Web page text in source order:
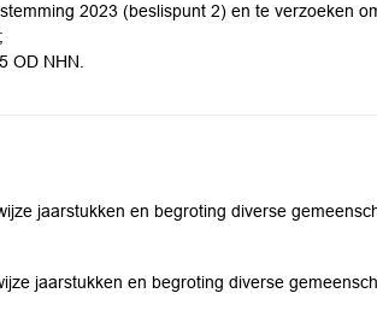
2023 (beslispunt 2) en te verzoeken
OD NHN.
jaarstukken en begroting diverse
jaarstukken en begroting diverse